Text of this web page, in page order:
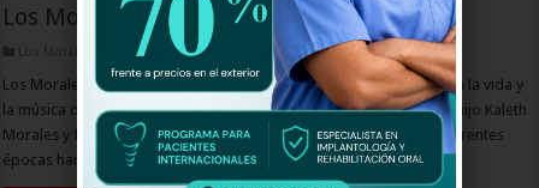
Los Morales Capitulo 66
Los Morales Capitulos
Los Morales, lo que se hereda se canta’ es una historia inspirada en la vida y
la música de esta dinastía que inicia con Miguel Morales, luego su hijo Kaleth
Morales y finalmente sus hermanos los ‘K Morales’, quienes en diferentes
épocas han dejado su huella en la música vallenata. …